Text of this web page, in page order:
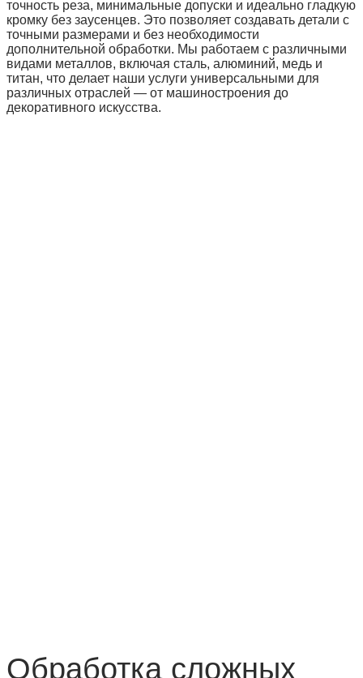
точность реза, минимальные допуски и идеально гладкую
кромку без заусенцев. Это позволяет создавать детали с
точными размерами и без необходимости
дополнительной обработки. Мы работаем с различными
видами металлов, включая сталь, алюминий, медь и
титан, что делает наши услуги универсальными для
различных отраслей — от машиностроения до
декоративного искусства.
Обработка сложных